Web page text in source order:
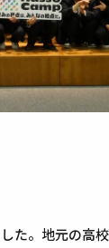
た。地元の高